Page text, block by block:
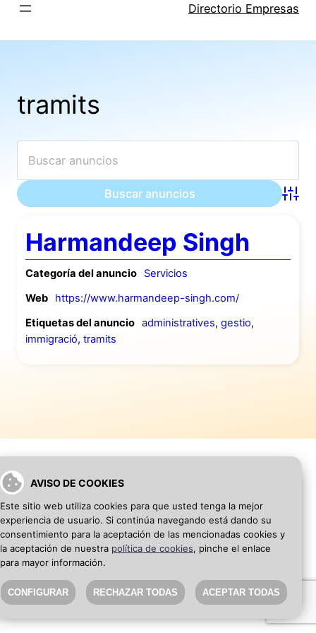
AVISO DE COOKIES
Este sitio web utiliza cookies para que usted tenga la mejor
experiencia de usuario. Si continúa navegando está dando su
consentimiento para la aceptación de las mencionadas cookies y
la aceptación de nuestra política de cookies, pinche el enlace
para mayor información.
CONFIGURAR RECHAZAR TODAS ACEPTAR TODAS
Saltar
Directorio Empresas
tramits
Harmandeep Singh
Categoría del anuncio
Servicios
Web
https://www.harmandeep-singh.com/
Etiquetas del anuncio administratives, gestio,
immigració, tramits
SEO Blog·Aviso Legal ·Política de privacidad